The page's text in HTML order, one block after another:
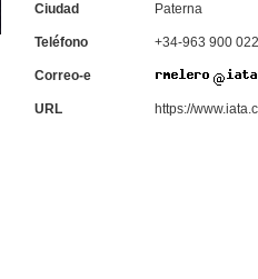
Ciudad Paterna
Teléfono +34-963 900 022
Correo-e
URL https://